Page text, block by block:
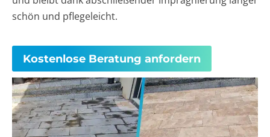
schön und pflegeleicht.
Kostenlose Beratung anfordern